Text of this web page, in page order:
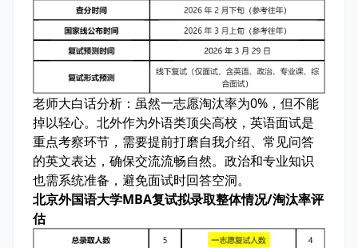
老师大白话分析： 虽然一志愿淘汰率为0%，但不能
掉以轻心。北外作为外语类顶尖高校，英语面试是
重点考察环节，需要提前打磨自我介绍、常见问答
的英文表达，确保交流流畅自然。政治和专业知识
也需系统准备，避免面试时回答空洞。
北京外国语大学MBA复试拟录取整体情况/淘汰率评
估